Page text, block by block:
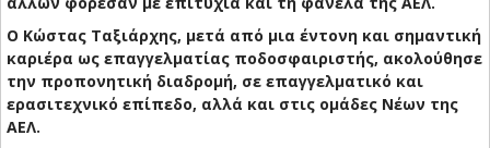
Ο Κώστας Ταξιάρχης, μετά από μια έντονη και σημαντική
καριέρα ως επαγγελματίας ποδοσφαιριστής, ακολούθησε
την προπονητική διαδρομή, σε επαγγελματικό και
ερασιτεχνικό επίπεδο, αλλά και στις ομάδες Νέων της
ΑΕΛ.